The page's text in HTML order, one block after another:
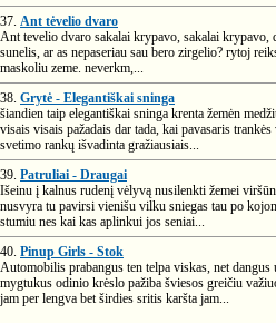
37. Ant tėvelio dvaro
Ant tevelio dvaro sakalai krypavo, sakalai krypavo,
sunelis, ar as nepaseriau sau bero zirgelio? rytoj
maskoliu zeme. neverkm,...
38. Grytė - Elegantiškai sninga
šiandien taip elegantiškai sninga krenta žemėn
visais visais pažadais dar tada, kai pavasaris
svetimo rankų išvadinta gražiausiais...
39. Patruliai - Draugai
Išeinu į kalnus rudenį vėlyvą nusilenkti žemei
nusvyra tu pavirsi vienišu vilku sniegas tau po
stumiu nes kai kas aplinkui jos seniai...
40. Pinup Girls - Stok
Automobilis prabangus ten telpa viskas, net
mygtukus odinio krėslo pažiba šviesos greičiu
jam per lengva bet širdies sritis karšta jam...